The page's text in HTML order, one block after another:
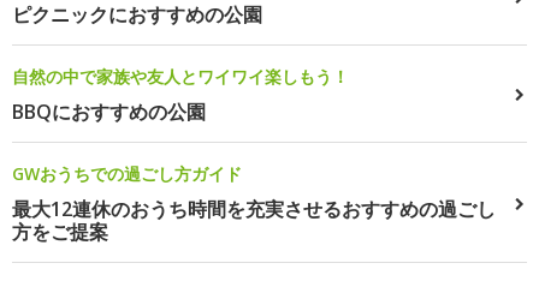
ピクニックにおすすめの公園
自然の中で家族や友人とワイワイ楽しもう！
BBQにおすすめの公園
GWおうちでの過ごし方ガイド
最大12連休のおうち時間を充実させるおすすめの過ごし
方をご提案